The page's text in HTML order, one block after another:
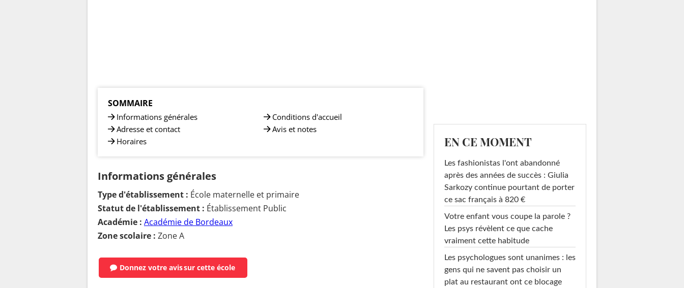
SOMMAIRE
Informations générales
Adresse et contact
Horaires
Conditions d'accueil
Avis et notes
Informations générales
Type d'établissement : École maternelle et primaire
Statut de l'établissement : Établissement Public
Académie : Académie de Bordeaux
Zone scolaire : Zone A
Donnez votre avissur cette école
EN CE MOMENT
Les fashionistas l'ont abandonné
après des années de succès : Giulia
Sarkozy continue pourtant de porter
ce sac français à 820 €
Votre enfant vous coupe la parole ?
Les psys révèlent ce que cache
vraiment cette habitude
Les psychologues sont unanimes : les
gens qui ne savent pas choisir un
plat au restaurant ont ce blocage